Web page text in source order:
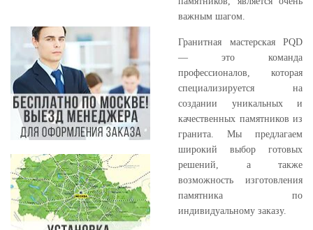
важным шагом.
Гранитная мастерская PQD
— это команда
профессионалов, которая
специализируется на
создании уникальных и
качественных памятников из
гранита. Мы предлагаем
широкий выбор готовых
решений, а также
возможность изготовления
памятника по
индивидуальному заказу.